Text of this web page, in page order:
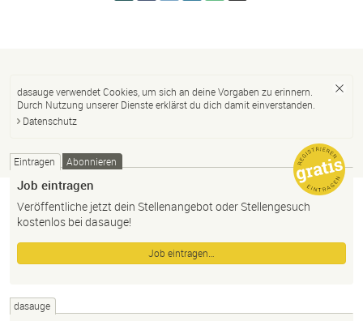
dasauge verwendet Cookies, um sich an deine Vorgaben zu erinnern.
Durch Nutzung unserer Dienste erklärst du dich damit einverstanden.
Datenschutz
Eintragen Abonnieren
Job eintragen
Veröffentliche jetzt dein Stellenangebot oder Stellengesuch
kostenlos bei dasauge!
Job eintragen…
dasauge